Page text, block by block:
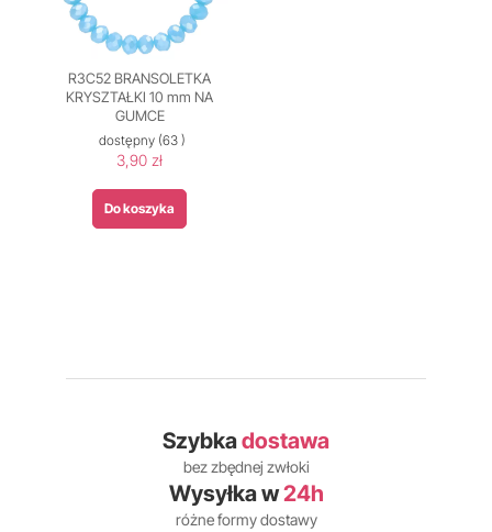
R3C52 BRANSOLETKA
KRYSZTAŁKI 10 mm NA
GUMCE
dostępny (63 )
3,90 zł
Do koszyka
Szybkadostawa
bez zbędnej zwłoki
Wysyłka w24h
różne formy dostawy